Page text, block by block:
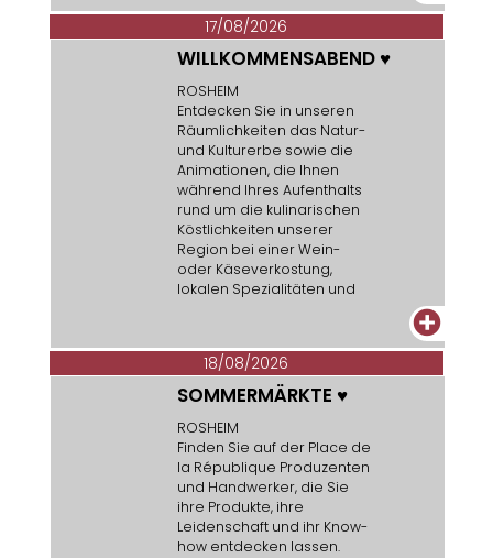
17/08/2026
WILLKOMMENSABEND ♥
ROSHEIM
Entdecken Sie in unseren
Räumlichkeiten das Natur-
und Kulturerbe sowie die
Animationen, die Ihnen
während Ihres Aufenthalts
rund um die kulinarischen
Köstlichkeiten unserer
Region bei einer Wein-
oder Käseverkostung,
lokalen Spezialitäten und
+
18/08/2026
SOMMERMÄRKTE ♥
ROSHEIM
Finden Sie auf der Place de
la République Produzenten
und Handwerker, die Sie
ihre Produkte, ihre
Leidenschaft und ihr Know-
how entdecken lassen.